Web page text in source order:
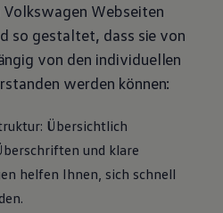
Volkswagen Webseiten
so gestaltet, dass sie von
von den individuellen
werden können:
Übersichtlich
und klare
helfen Ihnen, sich schnell